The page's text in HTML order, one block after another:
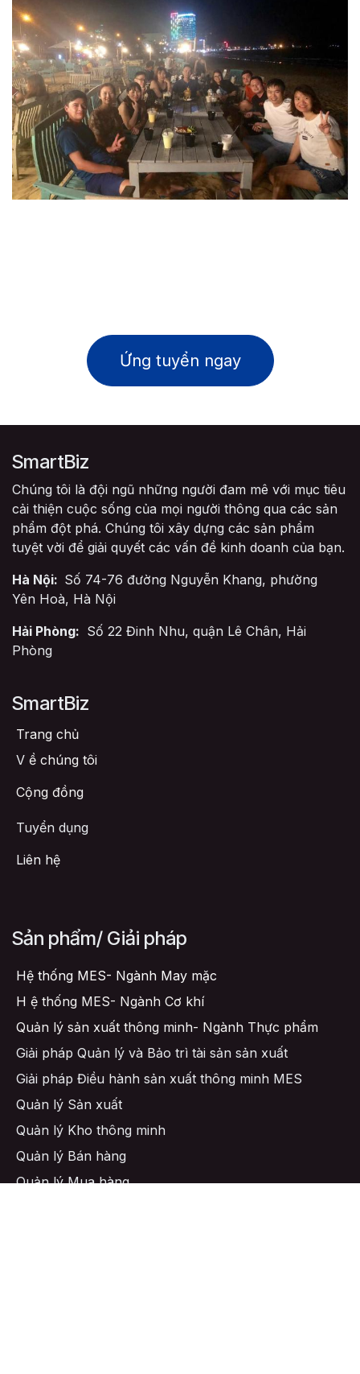
Ứng tuyển ngay
SmartBiz
Chúng tôi là đội ngũ những người đam mê với mục tiêu
cải thiện cuộc sống của mọi người thông qua các sản
phẩm đột phá. Chúng tôi xây dựng các sản phẩm
tuyệt vời để giải quyết các vấn đề kinh doanh của bạn.
Hà Nội: Số 74-76 đường Nguyễn Khang, phường
Yên Hoà, Hà Nội
Hải Phòng: Số 22 Đinh Nhu, quận Lê Chân, Hải
Phòng
SmartBiz
Trang chủ
V ề chúng tôi
Cộng đồng
Tuyển dụng
Liên hệ
Sản phẩm/ Giải pháp
Hệ thống MES- Ngành May mặc
H ệ thống MES- Ngành Cơ khí
Quản lý sản xuất thông minh- Ngành Thực phẩm
Giải pháp Quản lý và Bảo trì tài sản sản xuất
Giải pháp Điều hành sản xuất thông minh MES
Quản lý Sản xuất
Quản lý Kho thông minh
Quản lý Bán hàng
Quản lý Mua hàng